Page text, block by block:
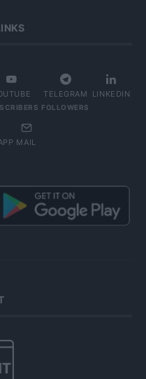
TELEGRAM
FOLLOWERS
LINKEDIN
MAIL